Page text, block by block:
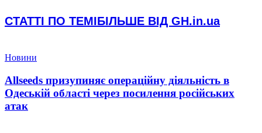
СТАТТІ ПО ТЕМІБІЛЬШЕ ВІД GH.in.ua
Новини
Allseeds призупиняє операційну діяльність в
Одеській області через посилення російських
атак